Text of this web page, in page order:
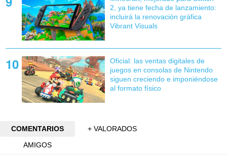
2, ya tiene fecha de lanzamiento:
incluirá la renovación gráfica
Vibrant Visuals
Oficial: las ventas digitales de
juegos en consolas de Nintendo
siguen creciendo e imponiéndose
al formato físico
COMENTARIOS
+ VALORADOS
AMIGOS